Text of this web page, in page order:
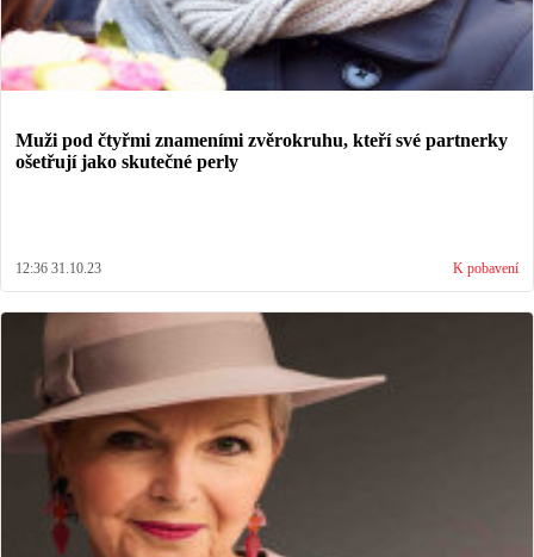
Muži pod čtyřmi znameními zvěrokruhu, kteří své partnerky
ošetřují jako skutečné perly
12:36 31.10.23 K pobavení